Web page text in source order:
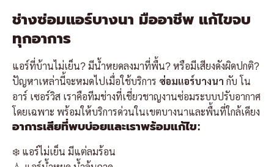
ช่างซ่อมแอร์บางนา มืออาชีพ แก้ไขจบ
ทุกอาการ
แอร์ที่บ้านไม่เย็น? มีน้ำหยดลงมาที่พื้น? หรือมีเสียงดังผิดปกติ?
ปัญหาเหล่านี้จะหมดไปเมื่อใช้บริการ ซ่อมแอร์บางนา กับ โน
อาร์ เซอร์วิส เราคือทีมช่างที่เชี่ยวชาญงานซ่อมระบบปรับอากาศ
โดยเฉพาะ พร้อมให้บริการด่วนในเขตบางนาและพื้นที่ใกล้เคียง
อาการเสียที่พบบ่อยและเราพร้อมแก้ไข:
❄️ แอร์ไม่เย็น มีแต่ลมร้อน